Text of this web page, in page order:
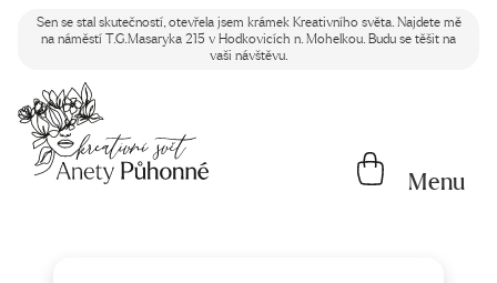
Sen se stal skutečností, otevřela jsem krámek Kreativního světa. Najdete mě
na náměstí T.G.Masaryka 215 v Hodkovicích n. Mohelkou. Budu se těšit na
vaši návštěvu.
Menu